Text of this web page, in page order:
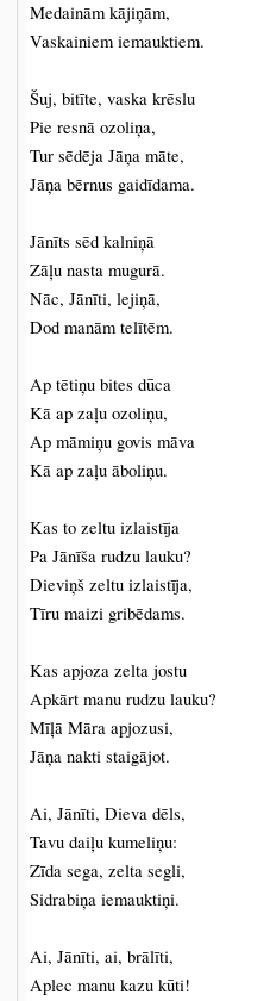
Medainām kājiņām,
Vaskainiem iemauktiem.
Šuj, bitīte, vaska krēslu
Pie resnā ozoliņa,
Tur sēdēja Jāņa māte,
Jāņa bērnus gaidīdama.
Jānīts sēd kalniņā
Zāļu nasta mugurā.
Nāc, Jānīti, lejiņā,
Dod manām telītēm.
Ap tētiņu bites dūca
Kā ap zaļu ozoliņu,
Ap māmiņu govis māva
Kā ap zaļu āboliņu.
Kas to zeltu izlaistīja
Pa Jānīša rudzu lauku?
Dieviņš zeltu izlaistīja,
Tīru maizi gribēdams.
Kas apjoza zelta jostu
Apkārt manu rudzu lauku?
Mīļā Māra apjozusi,
Jāņa nakti staigājot.
Ai, Jānīti, Dieva dēls,
Tavu daiļu kumeliņu:
Zīda sega, zelta segli,
Sidrabiņa iemauktiņi.
Ai, Jānīti, ai, brālīti,
Aplec manu kazu kūti!